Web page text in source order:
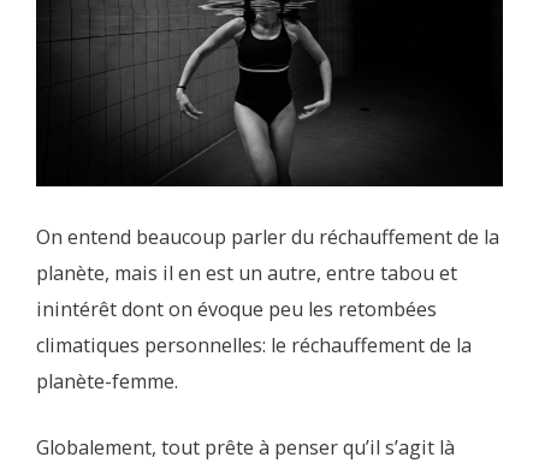
On entend beaucoup parler du réchauffement de la
planète, mais il en est un autre, entre tabou et
inintérêt dont on évoque peu les retombées
climatiques personnelles: le réchauffement de la
planète-femme.
Globalement, tout prête à penser qu’il s’agit là